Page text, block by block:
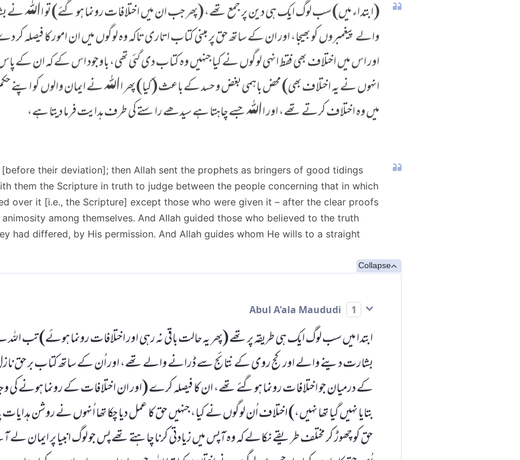
(ابتداء میں) سب لوگ ایک ہی دین پر جمع تھے، (پھر جب ان میں اختلافات رونما ہو گئے) تو اﷲ
والے پیغمبروں کو بھیجا، اور ان کے ساتھ حق پر مبنی کتاب اتاری تاکہ وہ لوگوں میں ان امور کا
اور اس میں اختلاف بھی فقط انہی لوگوں نے کیا جنہیں وہ کتاب دی گئی تھی، باوجود اس کے کہ ان کے
انہوں نے یہ اختلاف بھی) محض باہمی بغض و حسد کے باعث (کیا) پھر اﷲ نے ایمان والوں کو اپنے
میں وہ اختلاف کرتے تھے، اور اﷲ جسے چاہتا ہے سیدھے راستے کی طرف ہدایت فرما دیتا ہے،
their deviation]; then Allah sent the prophets as bringers of good tidings
them the Scripture in truth to judge between the people concerning that in which
over it [i.e., the Scripture] except those who were given it – after the clear proofs
among themselves. And Allah guided those who believed to the truth
had differed, by His permission. And Allah guides whom He wills to a straight
Collapse
1
ابتدا میں سب لوگ ایک ہی طریقہ پر تھے (پھر یہ حالت باقی نہ رہی اور اختلافات رونما ہوئے) تب
بشارت دینے والے اور کج روی کے نتائج سے ڈرانے والے تھے، اور اُن کے ساتھ کتاب بر حق
کے درمیان جو اختلافات رونما ہوگئے تھے، ان کا فیصلہ کرے (اور ان اختلافات کے رونما ہونے کی وجہ
بتایا نہیں گیا تھا نہیں،) اختلاف اُن لوگوں نے کیا، جنہیں حق کا عمل دیا چکا تھا اُنہوں نے روشن
حق کو چھوڑ کر مختلف طریقے نکالے کہ وہ آپس میں زیادتی کرنا چاہتے تھے پس جو لوگ انبیا پر ایمان